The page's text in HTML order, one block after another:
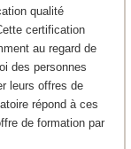
qualité
certification
au regard de
des personnes
leurs offres de
répond à ces
de formation par